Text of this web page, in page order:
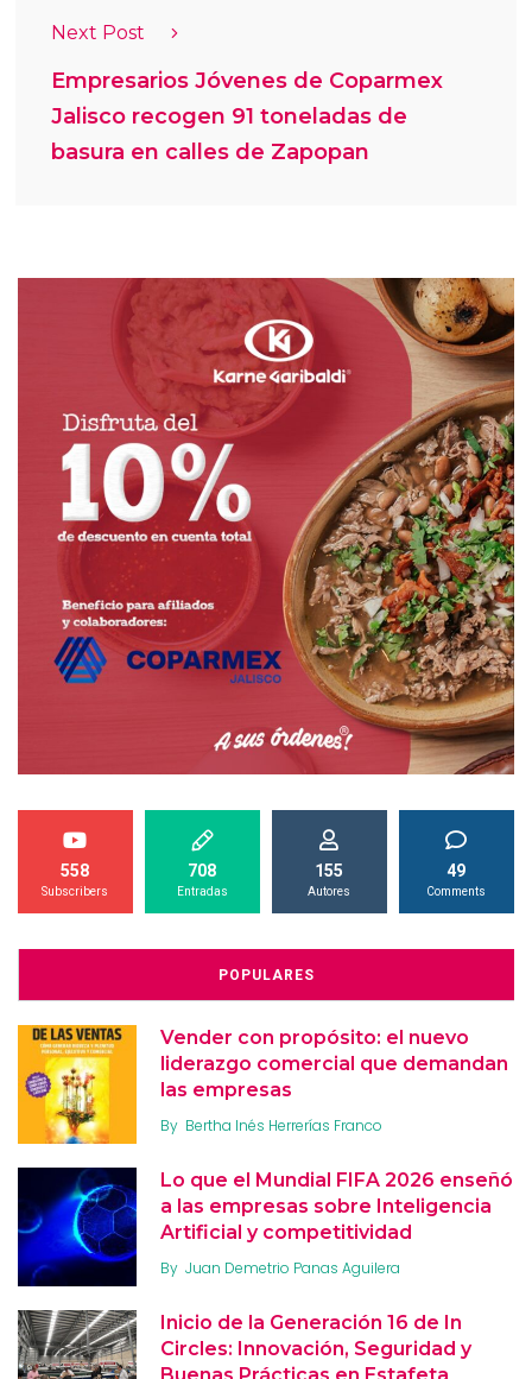
Next Post
Empresarios Jóvenes de Coparmex
Jalisco recogen 91 toneladas de
basura en calles de Zapopan
558
Subscribers
708
Entradas
155
Autores
49
Comments
POPULARES
Vender con propósito: el nuevo
liderazgo comercial que demandan
las empresas
By Bertha Inés Herrerías Franco
Lo que el Mundial FIFA 2026 enseñó
a las empresas sobre Inteligencia
Artificial y competitividad
By Juan Demetrio Panas Aguilera
Inicio de la Generación 16 de In
Circles: Innovación, Seguridad y